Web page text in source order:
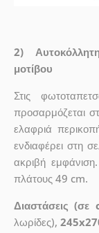
2)
μοτίβου
Στις
προσαρμόζεται
ελαφριά
ενδιαφέρει στη
ακριβή
πλάτους 49 cm.
Διαστάσεις
λωρίδες),